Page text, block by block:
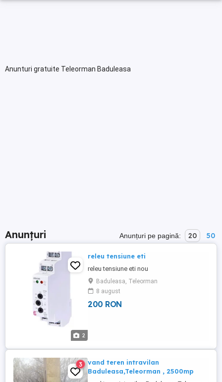
Anunturi gratuite Teleorman Baduleasa
Anunțuri Anunțuri pe pagină: 20 50
2
releu tensiune eti
releu tensiune eti nou
Baduleasa, Teleorman
8 august
200 RON
3
vand teren intravilan
Baduleasa,Teleorman , 2500mp